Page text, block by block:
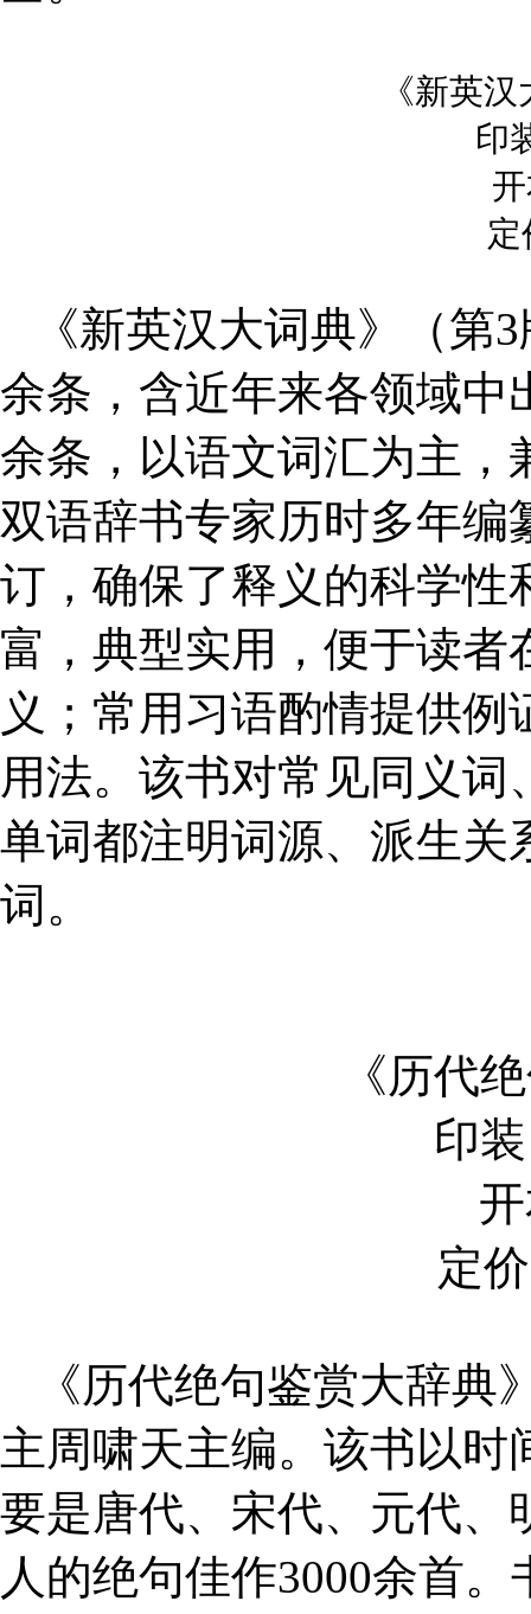
《新英
印
定
《新英汉大词典》（第3
余条，含近年来各领域中
余条，以语文词汇为主，
双语辞书专家历时多年编
订，确保了释义的科学性
富，典型实用，便于读者
义；常用习语酌情提供
用法。该书对常见同义
单词都注明词源、派生关
词。
《历代
印
定
《历代绝句鉴赏大辞
主周啸天主编。该书以
要是唐代、宋代、元代、
人的绝句佳作3000余首。